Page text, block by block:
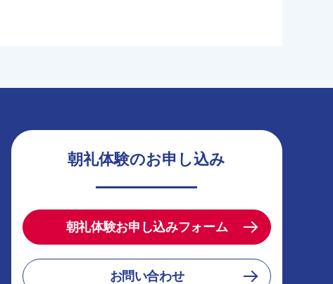
朝礼体験のお申し込み
朝礼体験お申し込みフォーム
お問い合わせ